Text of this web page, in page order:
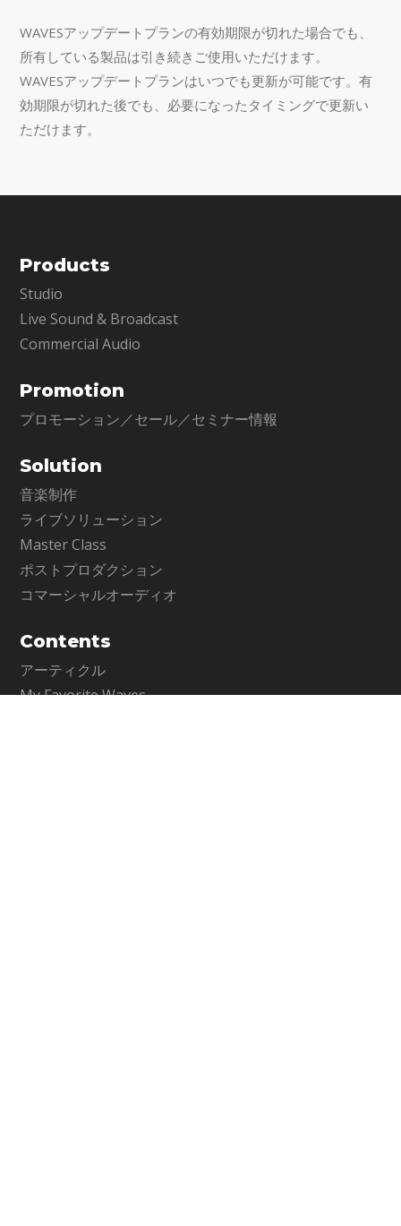
WAVESアップデートプランの有効期限が切れた場合でも、
所有している製品は引き続きご使用いただけます。
WAVESアップデートプランはいつでも更新が可能です。有
効期限が切れた後でも、必要になったタイミングで更新い
ただけます。
Products
Studio
Live Sound & Broadcast
Commercial Audio
Promotion
プロモーション／セール／セミナー情報
Solution
音楽制作
ライブソリューション
Master Class
ポストプロダクション
コマーシャルオーディオ
Contents
アーティクル
My Favorite Waves